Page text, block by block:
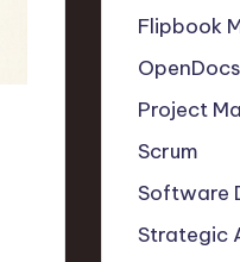
Flipbook
OpenDocs
Project
Scrum
Software
Strategic